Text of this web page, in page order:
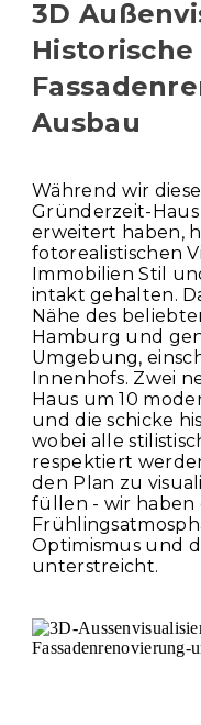
3D
Historische
Ausbau
Während wir
Gründerzeit-
erweitert haben,
fotorealistischen
Immobilien Stil
intakt gehalten.
Nähe des
Hamburg und
Umgebung,
Innenhofs. Zwei
Haus um 10
und die schicke
wobei alle
respektiert
den Plan zu
füllen - wir haben
Optimismus und
unterstreicht.